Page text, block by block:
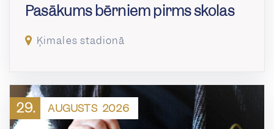
Pasākums bērniem pirms skolas
Ķimales stadionā
29. AUGUSTS 2026